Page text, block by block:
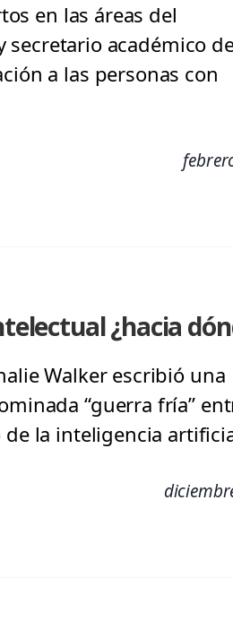
en las áreas del
académico
a las personas con
¿hacia
Walker escribió una
“guerra fría”
la inteligencia